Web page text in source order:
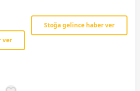
ver
Stoğa gelince haber ver